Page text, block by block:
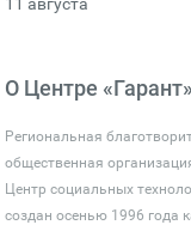
О Центре «Гарант»
Региональная
общественная
Центр социальных
создан осенью 1996 года